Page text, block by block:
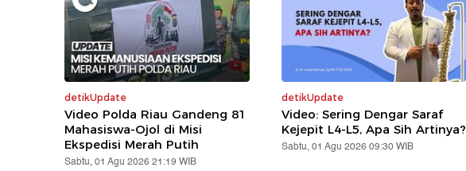
detikUpdate
Video Polda Riau Gandeng 81
Mahasiswa-Ojol di Misi
Ekspedisi Merah Putih
Sabtu, 01 Agu 2026 21:19 WIB
detikUpdate
Video: Sering Dengar Saraf
Kejepit L4-L5, Apa Sih Artinya?
Sabtu, 01 Agu 2026 09:30 WIB